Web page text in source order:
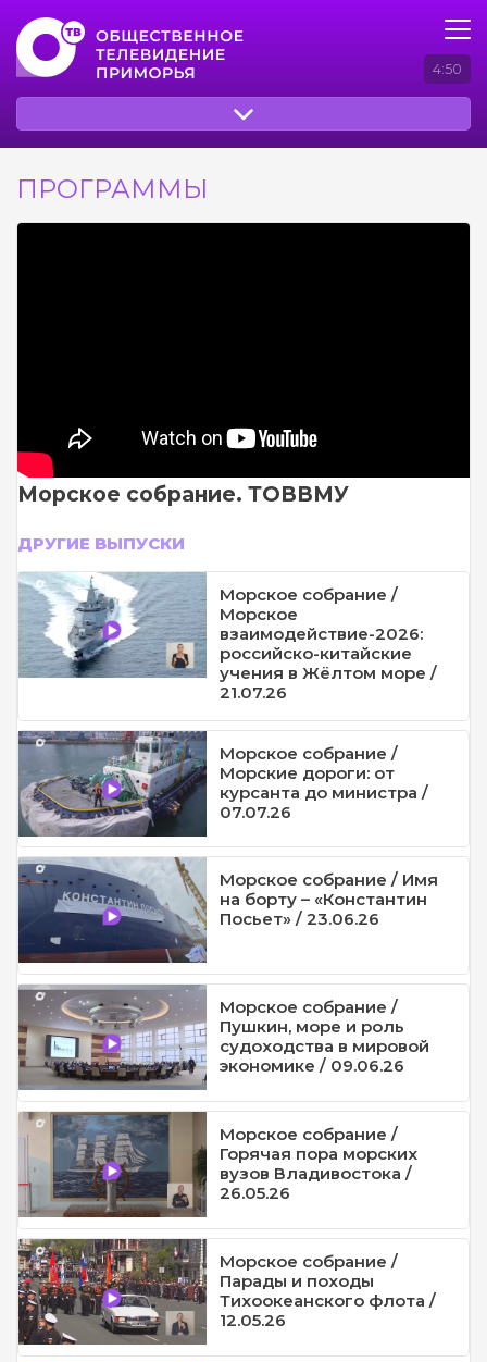
4:50
ПРОГРАММЫ
Морское собрание. ТОВВМУ
ДРУГИЕ ВЫПУСКИ
Морское собрание /
Морское
взаимодействие-2026:
российско-китайские
учения в Жёлтом море /
21.07.26
Морское собрание /
Морские дороги: от
курсанта до министра /
07.07.26
Морское собрание / Имя
на борту – «Константин
Посьет» / 23.06.26
Морское собрание /
Пушкин, море и роль
судоходства в мировой
экономике / 09.06.26
Морское собрание /
Горячая пора морских
вузов Владивостока /
26.05.26
Морское собрание /
Парады и походы
Тихоокеанского флота /
12.05.26